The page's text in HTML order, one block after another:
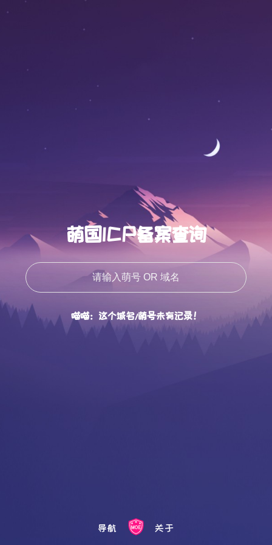
萌国ICP备案查询
喵喵：这个域名/萌号未有记录！
导航 关于